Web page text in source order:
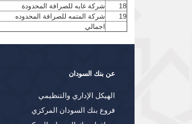
18
شركة غايه للصرافة المحدودة
19
شركة المتمه للصرافة المحدوده
اجمالي
عن بنك السودان
الهيكل الإداري والتنظيمي
فروع بنك السودان المركزي